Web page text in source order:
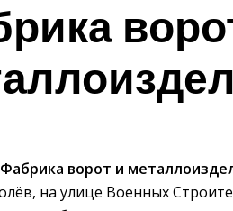
Фабрика ворот и
на улице Военных